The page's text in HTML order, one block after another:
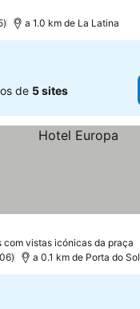
a 1.0 km de La Latina
de 5 sites
com vistas icónicas da praça
a 0.1 km de Porta do Sol